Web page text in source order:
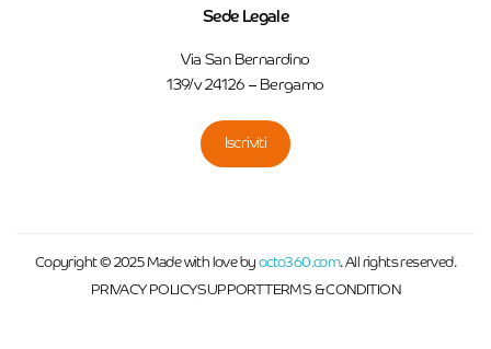
Sede Legale
Via San Bernardino
139/v 24126 – Bergamo
Iscriviti
Copyright © 2025 Made with love by octo360.com. All rights reserved.
PRIVACY POLICYSUPPORTTERMS & CONDITION